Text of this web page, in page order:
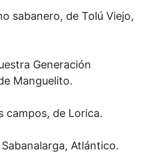
sabanero, de Tolú Viejo,
Generación
Manguelito.
campos, de Lorica.
Atlántico.